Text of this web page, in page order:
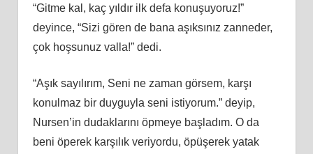
“Gitme kal, kaç yıldır ilk defa konuşuyoruz!”
deyince, “Sizi gören de bana aşıksınız zanneder,
çok hoşsunuz valla!” dedi.
“Aşık sayılırım, Seni ne zaman görsem, karşı
konulmaz bir duyguyla seni istiyorum.” deyip,
Nursen’in dudaklarını öpmeye başladım. O da
beni öperek karşılık veriyordu, öpüşerek yatak